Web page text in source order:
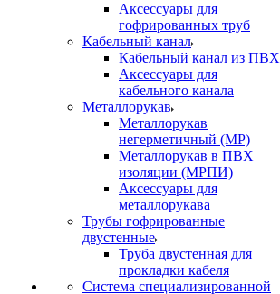
Аксессуары для
гофрированных труб
Кабельный канал
Кабельный канал из ПВХ
Аксессуары для
кабельного канала
Металлорукав
Металлорукав
негерметичный (МР)
Металлорукав в ПВХ
изоляции (МРПИ)
Аксессуары для
металлорукава
Трубы гофрированные
двустенные
Труба двустенная для
прокладки кабеля
Система специализированной